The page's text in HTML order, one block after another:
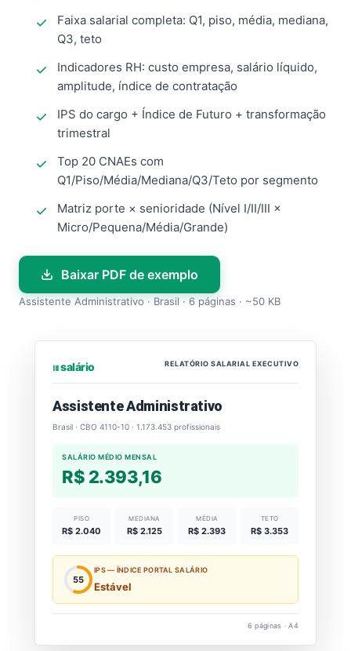
Faixa salarial completa: Q1, piso, média, mediana,
Q3, teto
Indicadores RH: custo empresa, salário líquido,
amplitude, índice de contratação
IPS do cargo + Índice de Futuro + transformação
trimestral
Top 20 CNAEs com
Q1/Piso/Média/Mediana/Q3/Teto por segmento
Matriz porte × senioridade (Nível I/II/III ×
Micro/Pequena/Média/Grande)
Baixar PDF de exemplo
Assistente Administrativo · Brasil · 6 páginas · ~50 KB
⏐⏐⏐ salário RELATÓRIO SALARIAL EXECUTIVO
Assistente Administrativo
Brasil · CBO 4110-10 · 1.173.453 profissionais
SALÁRIO MÉDIO MENSAL
R$ 2.393,16
PISO
R$ 2.040
MEDIANA
R$ 2.125
MÉDIA
R$ 2.393
TETO
R$ 3.353
55
IPS — ÍNDICE PORTAL SALÁRIO
Estável
6 páginas · A4